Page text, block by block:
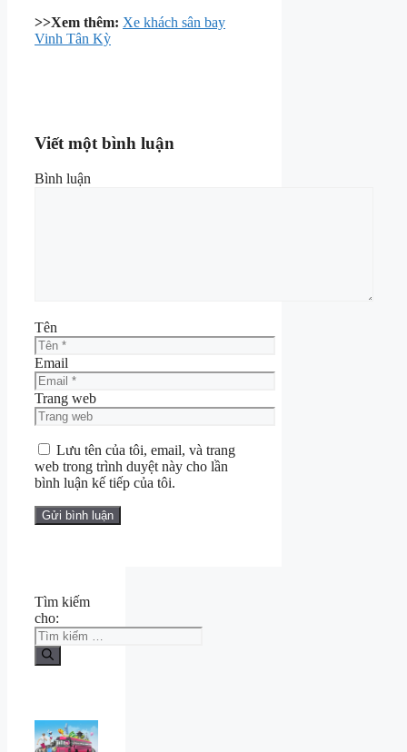
>>Xem thêm: Xe khách sân bay
Vinh Tân Kỳ
Viết một bình luận
Bình luận
Tên
Email
Trang web
Lưu tên của tôi, email, và trang
web trong trình duyệt này cho lần
bình luận kế tiếp của tôi.
Tìm kiếm
cho: